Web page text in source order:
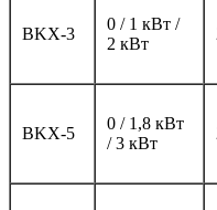
BKX-3
0 / 1 кВт /
2 кВт
BKX-5
0 / 1,8 кВт
/ 3 кВт